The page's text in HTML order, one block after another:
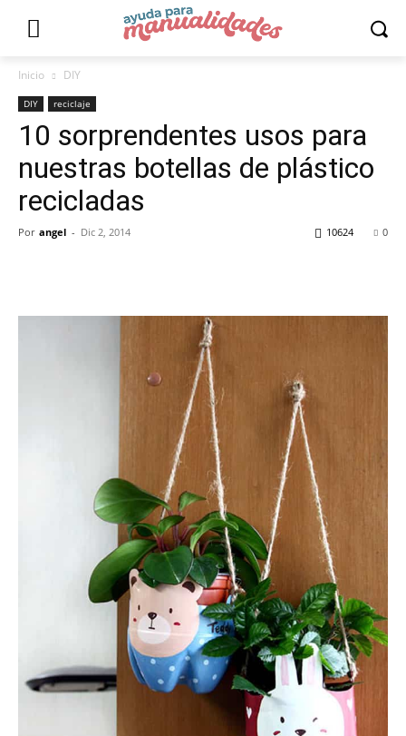
Inicio DIY
DIY reciclaje
10 sorprendentes usos para
nuestras botellas de plástico
recicladas
Por angel - Dic 2, 2014 0
10624